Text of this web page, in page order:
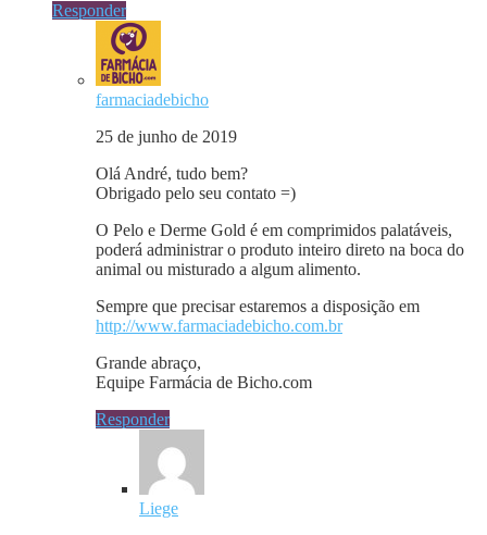
Responder
farmaciadebicho
25 de junho de 2019
Olá André, tudo bem?
Obrigado pelo seu contato =)
O Pelo e Derme Gold é em comprimidos palatáveis,
poderá administrar o produto inteiro direto na boca do
animal ou misturado a algum alimento.
Sempre que precisar estaremos a disposição em
http://www.farmaciadebicho.com.br
Grande abraço,
Equipe Farmácia de Bicho.com
Responder
Liege